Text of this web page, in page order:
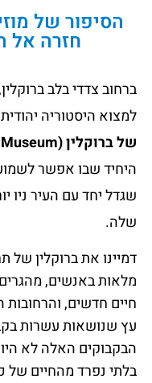
הסיפור של
חזרה אל
ברחוב צדדי בלב
למצוא היסטוריה
של ברוקלין (Brooklyn Seltzer Museum)
היחיד שבו אפשר
שגדל יחד עם העיר ניו
שלה.
מלאות באנשים,
חיים חדשים, והרחובות
עץ שנושאות עשרות
הבקבוקים האלה לא
בלתי נפרד מהחיים של